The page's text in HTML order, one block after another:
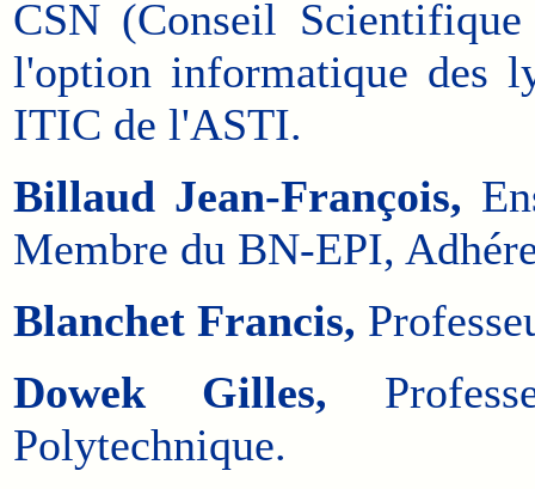
CSN (Conseil
l'option informatique des
ITIC de l'ASTI.
Billaud Jean-François,
Membre du BN-EPI,
Blanchet Francis,
Dowek Gilles,
Polytechnique.